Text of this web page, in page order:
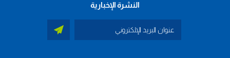
النشرة الإخبارية